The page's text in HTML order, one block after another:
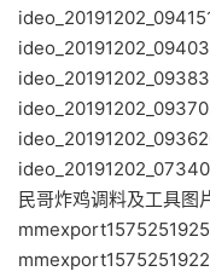
民哥炸鸡调料及工具